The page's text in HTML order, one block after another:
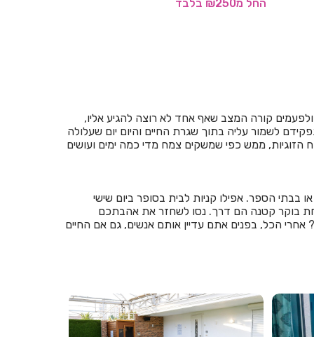
חדרים לפי שעה באלקוש
חדרים לפי שעה באמירים
חדרים לפי שעה באריאל
חדרים לפי שעה באשבול
חדרים לפי שעה באשתאול
החל מ₪200 בלבד
קורה המצב שאף אחד לא רוצה להגיע אליו,
לשמור עליה בתוך שגרת החיים והיום יום שעלולה
ממש כפי שמשקים צמח מדי כמה ימים ועושים
בבתי הספר. אפילו קניות לבית בסופר ביום שישי
בוקר קטנה הם דרך. נסו לשחזר את אהבתכם
הכל, בפנים אתם עדיין אותם אנשים, גם אם החיים